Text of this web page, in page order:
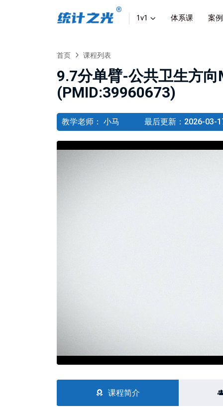
1v1 体系课 案例
首页 课程列表
9.7分单臂-公共卫生方
(PMID:39960673)
教学老师： 小马 最后更新：2026-03-
课程简介